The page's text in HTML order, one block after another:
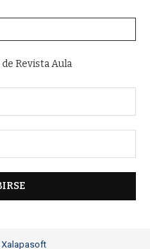
Revista Aula
Xalapasoft